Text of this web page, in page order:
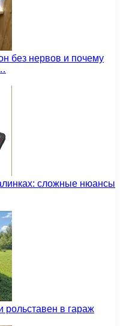
без нервов и почему
сложные нюансы
в гараж